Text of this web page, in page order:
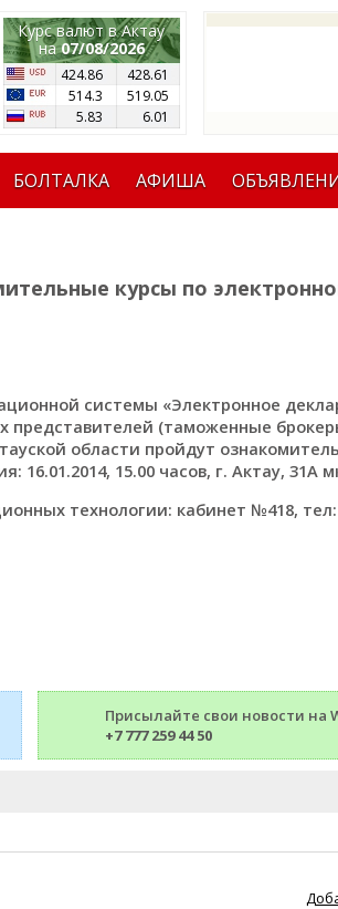
Курс валют в Актау
на07/08/2026
424.86
428.61
514.3
519.05
5.83
6.01
БОЛТАЛКА АФИША
курсы по
системы «Электронное
представителей (таможенные
области пройдут
15.00 часов, г. Актау, 31А
технологии: кабинет №418, тел:
Присылайте свои новости на
+7 777 259 44 50